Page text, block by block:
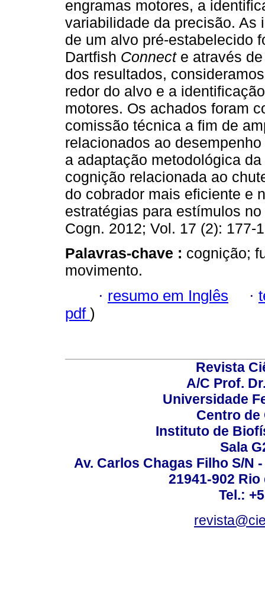
engramas motores, a
variabilidade da precisão. As
de um alvo pré-estabelecido
Dartfish Connecte através
dos resultados,
redor do alvo e a
motores. Os achados foram
comissão técnica a fim de
relacionados ao
a adaptação metodológica
cognição relacionada ao
do cobrador mais eficiente e
estratégias para estímulos
Cogn. 2012; Vol. 17 (2): 177-
Palavras-chave : cognição;
movimento.
· resumo em Inglês ·
pdf )
Revista
A/C Prof.
Universidade
Centro de
Instituto de
Sala
Av. Carlos Chagas Filho S/N
21941-902
Tel.: